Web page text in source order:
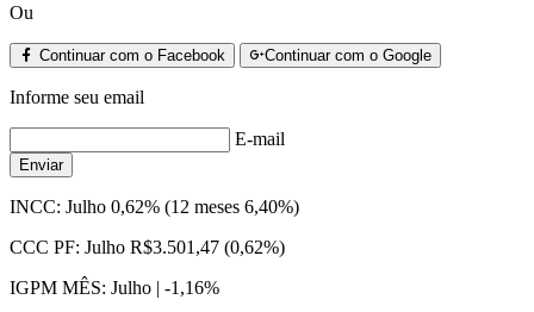
Ou
Continuar com o Facebook Continuar com o Google
Informe seu email
E-mail
Enviar
INCC: Julho 0,62% (12 meses 6,40%)
CCC PF: Julho R$3.501,47 (0,62%)
IGPM MÊS: Julho | -1,16%